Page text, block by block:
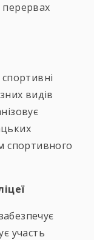
перервах
видів
спортивного
участь